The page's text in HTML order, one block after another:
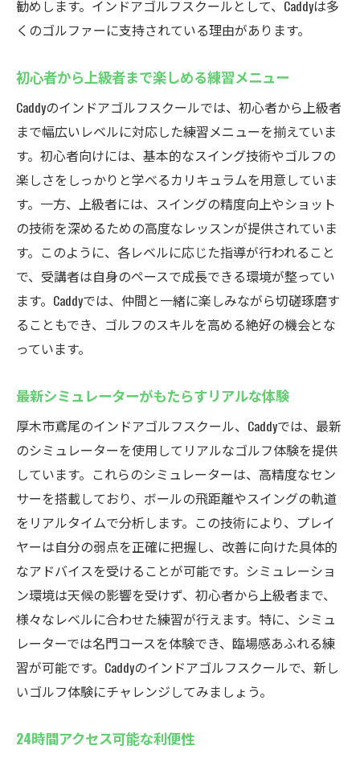
Caddyの施設概要と特徴
利用者の声から見る実際の評価
初心者向けのマンツーマンレッスン
24時間営業がもたらす自由な練習時間
地域社会と連携したイベントの紹介
最新シミュレーション技術体験インドアゴルフ
スクールCaddy
最新技術を駆使したシミュレーターの紹介
リアルなコース再現で実践的な練習
動画解析でスイングフォームを改善
初心者も楽しめる簡単操作
プロの指導による技術向上
セコム見守りシステム完備安心のインドアゴル
フスクールCaddy
安心のセキュリティ体制を整備
暗証番号による安全な入室管理
トラブル時の迅速な対応体制
利用者の安全を最優先に考慮
家庭でも安心して利用できる環境
信頼と実績のセコムシステム
初心者でも安心厚木市鳶尾のインドアゴルフス
クールCaddy
初心者向けのやさしい指導
マンツーマンレッスンでスキルアップ
一歩ずつ上達を実感できるメニュー
勧めします。インドアゴルフスクールとして、Caddyは多
くのゴルファーに支持されている理由があります。
初心者から上級者まで楽しめる練習メニュー
Caddyのインドアゴルフスクールでは、初心者から上級者
まで幅広いレベルに対応した練習メニューを揃えていま
す。初心者向けには、基本的なスイング技術やゴルフの
楽しさをしっかりと学べるカリキュラムを用意していま
す。一方、上級者には、スイングの精度向上やショット
の技術を深めるための高度なレッスンが提供されていま
す。このように、各レベルに応じた指導が行われること
で、受講者は自身のペースで成長できる環境が整ってい
ます。Caddyでは、仲間と一緒に楽しみながら切磋琢磨す
ることもでき、ゴルフのスキルを高める絶好の機会とな
っています。
最新シミュレーターがもたらすリアルな体験
厚木市鳶尾のインドアゴルフスクール、Caddyでは、最新
のシミュレーターを使用してリアルなゴルフ体験を提供
しています。これらのシミュレーターは、高精度なセン
サーを搭載しており、ボールの飛距離やスイングの軌道
をリアルタイムで分析します。この技術により、プレイ
ヤーは自分の弱点を正確に把握し、改善に向けた具体的
なアドバイスを受けることが可能です。シミュレーショ
ン環境は天候の影響を受けず、初心者から上級者まで、
様々なレベルに合わせた練習が行えます。特に、シミュ
レーターでは名門コースを体験でき、臨場感あふれる練
習が可能です。Caddyのインドアゴルフスクールで、新し
いゴルフ体験にチャレンジしてみましょう。
24時間アクセス可能な利便性